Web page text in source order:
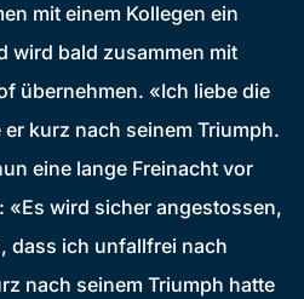
mit einem Kollegen ein
wird bald zusammen mit
übernehmen. «Ich liebe die
kurz nach seinem Triumph.
eine lange Freinacht vor
«Es wird sicher angestossen,
dass ich unfallfrei nach
nach seinem Triumph hatte